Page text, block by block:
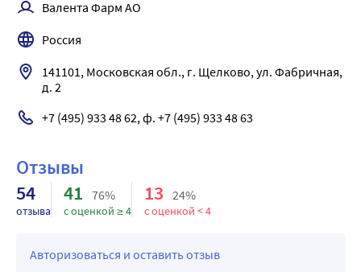
кДж).
ИНОЗИТ
Инозит (Мио-Инозитол, Витамин В8) является минорным
биологически активным компонентом. Инозитол
выполняет функции сигнальной молекулы,
необходимой для внутриклеточной передачи сигналов
от рецепторов. Инозитол обеспечивает
инсулина, катехоламинов, тиреотропного гормона (ТТГ)
и др. Суточная потребность в инозитоле составляет 4-8
гр. в день. Инозитол может синтезироваться здоровыми
злаки, сухофрукты, арахис, ростки пшеницы, бобы,
Валента Фарм АО
Россия
141101, Московская обл., г. Щелково, ул. Фабричная,
д. 2
+7 (495) 933 48 62, ф. +7 (495) 933 48 63
Отзывы
54
отзыва
41 76%
с оценкой ≥ 4
13 24%
с оценкой < 4
Авторизоваться и оставить отзыв